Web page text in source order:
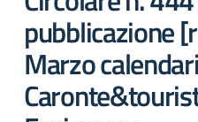
pubblicazione
Marzo